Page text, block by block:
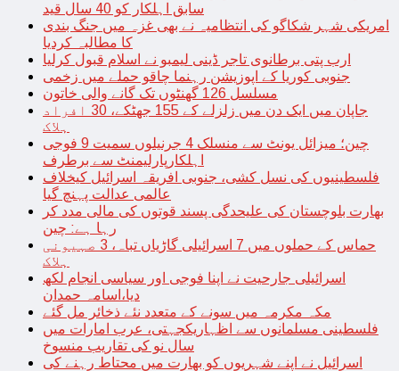
سابق اہلکار کو 40 سال قید
امریکی شہر شکاگو کی انتظامیہ نے بھی غزہ میں جنگ بندی
کا مطالبہ کردیا
ارب پتی برطانوی تاجر ڈینی لیمبو نے اسلام قبول کرلیا
جنوبی کوریا کے اپوزیشن رہنما چاقو حملے میں زخمی
مسلسل 126 گھنٹوں تک گانے والی خاتون
جاپان میں ایک دن میں زلزلے کے 155 جھٹکے، 30 افراد
ہلاک
چین؛ میزائل یونٹ سے منسلک 4 جرنیلوں سمیت 9 فوجی
اہلکارپارلیمنٹ سے برطرف
فلسطینیوں کی نسل کشی، جنوبی افریقہ اسرائیل کیخلاف
عالمی عدالت پہنچ گیا
بھارت بلوچستان کی علیحدگی پسند قوتوں کی مالی مدد کر
رہا ہے: چین
حماس کے حملوں میں 7 اسرائیلی گاڑیاں تباہ، 3 صہیونی
ہلاک
اسرائیلی جارحیت نے اپنا فوجی اور سیاسی انجام لکھ
دیا،اسامہ حمدان
مکہ مکرمہ میں سونے کے متعدد نئے ذخائر مل گئے
فلسطینی مسلمانوں سے اظہاریکجہتی، عرب امارات میں
سال نو کی تقاریب منسوخ
اسرائیل نے اپنے شہریوں کو بھارت میں محتاط رہنے کی